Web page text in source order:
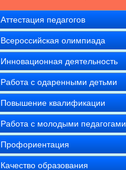
Аттестация педагогов
Всероссийская олимпиада
Инновационная деятельность
Работа с одаренными детьми
Повышение квалификации
Работа с молодыми педагогами
Профориентация
Качество образования